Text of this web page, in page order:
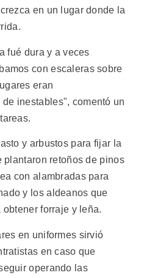
en un lugar donde la
fué dura y a veces
con escaleras sobre
eran
inestables", comentó un
y arbustos para fijar la
plantaron retoños de pinos
con alambradas para
y los aldeanos que
forraje y leña.
en uniformes sirvió
en caso que
operando las